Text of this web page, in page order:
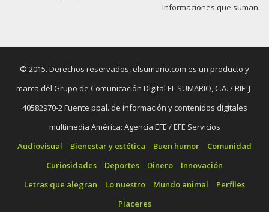
Informaciones que suman.
© 2015. Derechos reservados, elsumario.com es un producto y
marca del Grupo de Comunicación Digital EL SUMARIO, C.A. / RIF: J-
40582970-2 Fuente ppal. de información y contenidos digitales
multimedia América: Agencia EFE / EFE Servicios
Audiovisual
Bienestar y estética Buen humor
Comunidad
Curiosidades
Deportes Dinero
Innovación
Letras que alegran
Lo nuestro Mundo animal
Perfiles
Placeres